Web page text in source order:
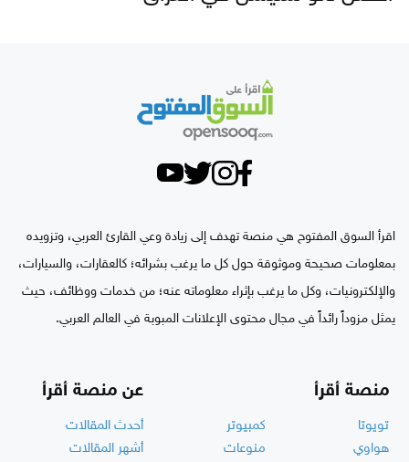
اقرأ السوق المفتوح هي منصة تهدف إلى زيادة وعي القارئ العربي، وتزويده
بمعلومات صحيحة وموثوقة حول كل ما يرغب بشرائه؛ كالعقارات، والسيارات،
والإلكترونيات، وكل ما يرغب بإثراء معلوماته عنه؛ من خدمات ووظائف، حيث
يمثل مزوداً رائداً في مجال محتوى الإعلانات المبوبة في العالم العربي.
منصة أقرأ
تويوتا
كمبيوتر
هواوي
منوعات
عن منصة أقرأ
أحدث المقالات
أشهر المقالات